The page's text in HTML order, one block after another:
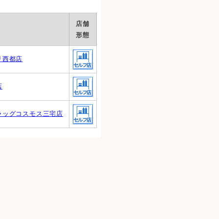
店舗
形態
西都店
グコスモス三宅店